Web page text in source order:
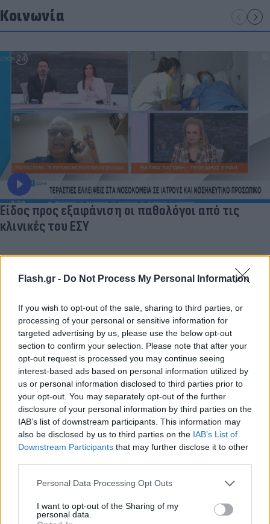
Flash.gr - Do Not Process My Personal Information
If you wish to opt-out of the sale, sharing to third parties, or
processing of your personal or sensitive information for
targeted advertising by us, please use the below opt-out
section to confirm your selection. Please note that after your
opt-out request is processed you may continue seeing
interest-based ads based on personal information utilized by
us or personal information disclosed to third parties prior to
your opt-out. You may separately opt-out of the further
disclosure of your personal information by third parties on the
IAB’s list of downstream participants. This information may
also be disclosed by us to third parties on the IAB’s List of
Downstream Participants that may further disclose it to other
Please note that this website/app uses one or more Google
not limited to your visit or usage behaviour. You may click to
grant or deny consent to Google and its third-party tags to
Personal Data Processing Opt Outs
I want to opt-out of the Sharing of my
personal data.
Κοινωνία
Είδος προς εξαφάνιση οι παθολόγοι από τις
κλινικές του ΕΣΥ
Lifestyle Videos